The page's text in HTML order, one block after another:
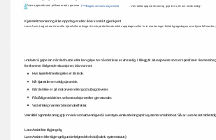
Begrenser sensorsystemet . Vær alltid oppmerksom og grip inn selv om nødvendig!
ÿ av
Lane Assist registrerer ikke alle kjørefeltmerkinger. Hvis kjørefeltmerker ikke oppdages eller hvis markeringer feilaktig oppdages som
Vær oppmerksom på kameraets grenser
Kjørefeltmarkering ikke oppdaget eller ikke korrekt gjenkjent
Når det ikke er på motorveier eller godt utbygde veier.
Ved refleksjoner eller blendende effekter.
Vær alltid oppmerksom og grip inn selv om nødvendig ved å overstyre uønskede inngrep fra systemet umiddelbart. Slå av Lane Assist
Lane Assist er ikke tilgjengelig under følgende forhold (inaktiv systemstatus):
Hvis kjørefeltmerking ikke er tilstede.
Når kjørestilen er veldig dynamisk.
På dårlige veidekker, veikonstruksjoner eller gjenstander.
Lane Assist ikke tilgjengelig
unnlater å gripe inn når det burde eller kan gripe inn når det ikke er ønskelig. I tillegg til situasjonene som er spesifisert i
forekomme i følgende situasjoner, blant annet: